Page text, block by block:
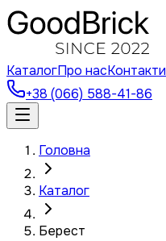
КаталогПро насКонтакти
+38 (066) 588-41-86
Головна
Каталог
Берест